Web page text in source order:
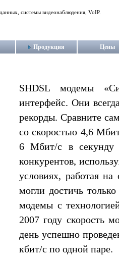
системы видеонаблюдения, VoIP.
Продукция Цены
SHDSL модемы
интерфейс. Они
рекорды. Сравните
со скоростью 4,6
6 Мбит/c в
конкурентов,
условиях, работая
могли достичь
модемы с
2007 году скорость
день успешно
кбит/c по одной паре.